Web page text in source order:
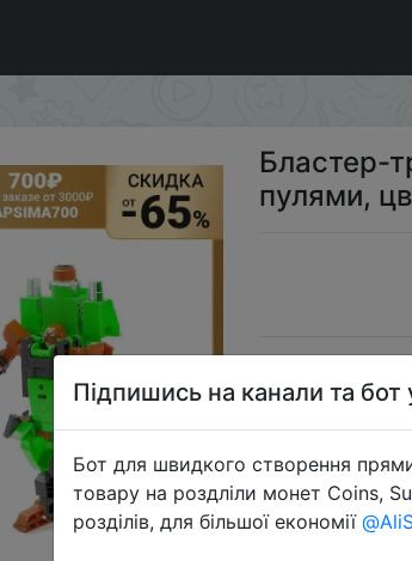
«Титан», стреляет мягкими пулями,
Бластер-
пулями,
Підпишись на канали та бот
Бот для швидкого створення
товару на роздліли монет Coins,
розділів, для більшої економії